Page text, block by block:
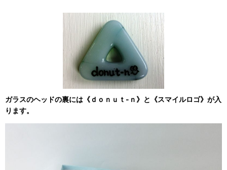
ガラスのヘッドの裏には《ｄｏｎｕｔ-ｎ》と《スマイルロゴ》が入
ります。